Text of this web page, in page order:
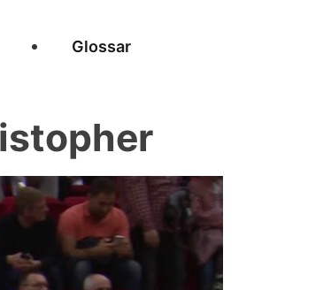
Glossar